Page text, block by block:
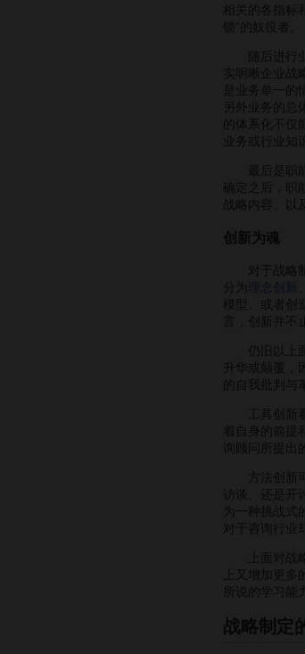
相关的各指
锁”的奴役者。
随后进行业
实明晰企业战
是业务单一
另外业务的
的体系化不仅
业务或行业知
最后是职能
确定之后，职
战略内容、
创新为魂
对于战略制
分为
理念创新
模型、或者
言，创新并
仍旧以上面
升华或颠覆，
的自我批判与
工具创新看
着自身的前提
询顾问所提出
方法创新可
访谈、还是
为一种挑战
对于咨询行业
上面对战略
上又增加更
所说的学习
战略制定